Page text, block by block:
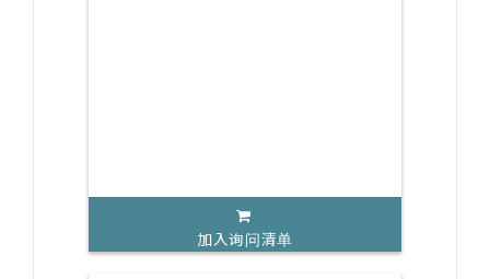
加入询问清单